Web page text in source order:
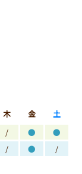
木 金
土
/ ●
●
/ ●
/